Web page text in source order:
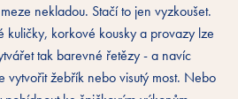
nekladou. Stačí to jen vyzkoušet.
kuličky, korkové kousky a provazy lze
tak barevné řetězy - a navíc
vytvořit žebřík nebo visutý most. Nebo